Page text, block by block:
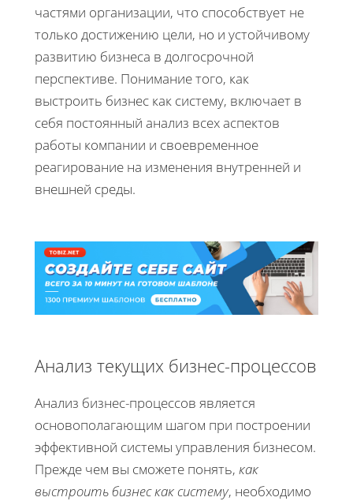
частями организации, что способствует не
только достижению цели, но и устойчивому
развитию бизнеса в долгосрочной
перспективе. Понимание того, как
выстроить бизнес как систему, включает в
себя постоянный анализ всех аспектов
работы компании и своевременное
реагирование на изменения внутренней и
внешней среды.
Анализ текущих бизнес-процессов
Анализ бизнес-процессов является
основополагающим шагом при построении
эффективной системы управления бизнесом.
Прежде чем вы сможете понять, как
выстроить бизнес как систему, необходимо